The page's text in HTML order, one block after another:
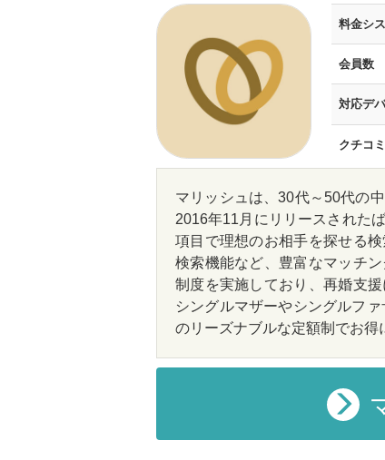
料金シ
会員数
対応デ
クチコ
マリッシュは、30代～50代の
2016年11月にリリースされた
項目で理想のお相手を探せる
検索機能など、豊富なマッチ
制度を実施しており、再婚支
シングルマザーやシングルフ
のリーズナブルな定額制でお得